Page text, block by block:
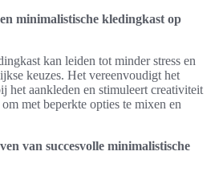
minimalistische kledingkast op
kan leiden tot minder stress en
keuzes. Het vereenvoudigt het
het aankleden en stimuleert creativiteit
met beperkte opties te mixen en
van succesvolle minimalistische